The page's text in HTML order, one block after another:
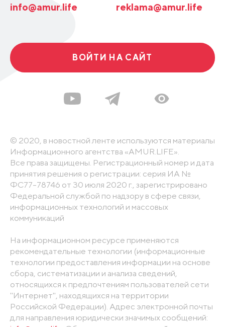
info@amur.life reklama@amur.life
ВОЙТИ НА САЙТ
© 2020, в новостной ленте используются материалы
Информационного агентства «AMUR.LIFE».
Все права защищены. Регистрационный номер и дата
принятия решения о регистрации: серия ИА №
ФС77-78746 от 30 июля 2020 г., зарегистрировано
Федеральной службой по надзору в сфере связи,
информационных технологий и массовых
коммуникаций
На информационном ресурсе применяются
рекомендательные технологии (информационные
технологии предоставления информации на основе
сбора, систематизации и анализа сведений,
относящихся к предпочтениям пользователей сети
"Интернет", находящихся на территории
Российской Федерации). Адрес электронной почты
для направления юридически значимых сообщений: